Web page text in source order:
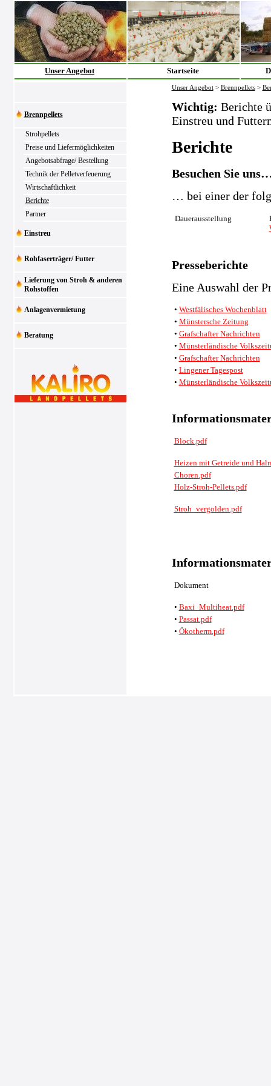
Unser Angebot Startseite
Brennpellets
Strohpellets
Preise und Liefermöglichkeiten
Angebotsabfrage/ Bestellung
Technik der Pelletverfeuerung
Wirtschaftlichkeit
Berichte
Partner
Einstreu
Rohfaserträger/ Futter
Lieferung von Stroh & anderen
Rohstoffen
Anlagenvermietung
Beratung
Unser Angebot > Brennpellets >
Wichtig: Berichte
Einstreu und
Berichte
Besuchen Sie
… bei einer der
Dauerausstellung
Presseberichte
Eine Auswahl der
• Westfälisches Wochenblatt
• Münstersche Zeitung
• Grafschafter Nachrichten
• Münsterländische
• Grafschafter Nachrichten
• Lingener Tagespost
• Münsterländische
Block.pdf
Heizen mit Getreide und
Choren.pdf
Holz-Stroh-Pellets.pdf
Stroh_vergolden.pdf
Dokument
• Baxi_Multiheat.pdf
• Passat.pdf
• Ökotherm.pdf